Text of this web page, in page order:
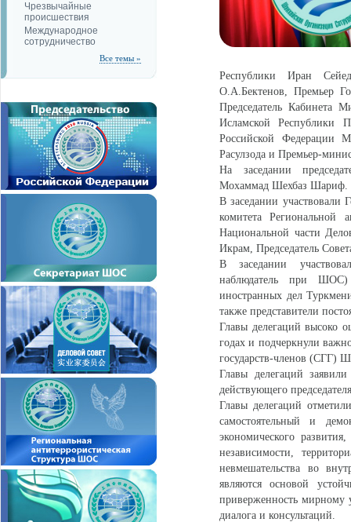
Чрезвычайные
происшествия
Международное
сотрудничество
Все темы »
Республики Иран
О.А.Бектенов, Премьер
Председатель Кабинета
Исламской Республики
Российской Федерации
Расулзода и Премьер-
На заседании
Мохаммад Шехбаз Шариф.
В заседании
комитета Региональной
Национальной части
Икрам, Председатель
В заседании
наблюдатель при ШОС)
иностранных дел
также представители
Главы делегаций высоко
годах и подчеркнули
государств-членов (СГГ)
Главы делегаций
действующего
Главы делегаций
самостоятельный и
экономического
независимости,
невмешательства во
являются основой
приверженность мирному
диалога и консультаций.